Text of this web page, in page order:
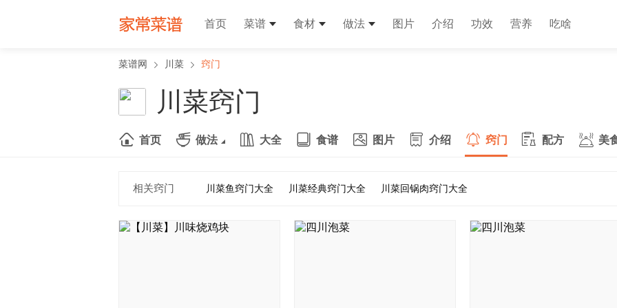
首页 菜谱 食材 做法 图片 介绍 功效 营养 吃啥
菜谱网 川菜 窍门
川菜窍门
首页 做法 大全 食谱 图片 介绍 窍门 配方 美
相关窍门 川菜鱼窍门大全 川菜经典窍门大全 川菜回锅肉窍门大全